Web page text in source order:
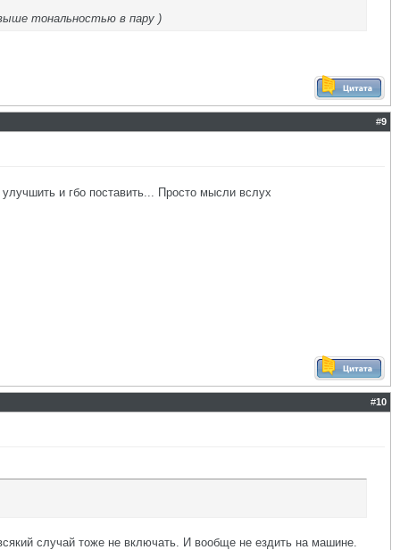
тональностью в пару )
#9
и гбо поставить... Просто мысли вслух
#10
случай тоже не включать. И вообще не ездить на машине.